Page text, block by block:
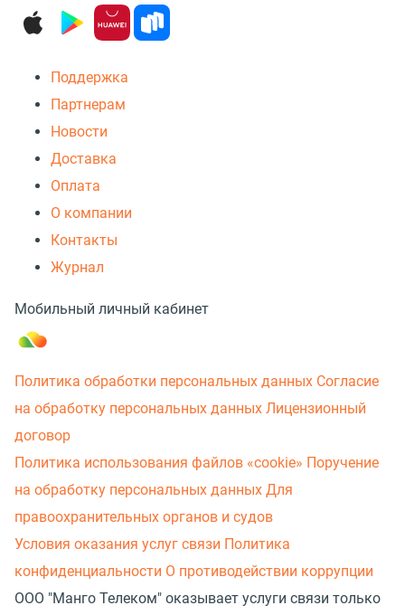
Поддержка
Партнерам
Новости
Доставка
Оплата
О компании
Контакты
Журнал
Мобильный личный кабинет
Политика обработки персональных данных Согласие
на обработку персональных данных Лицензионный
договор
Политика использования файлов «cookie» Поручение
на обработку персональных данных Для
правоохранительных органов и судов
Условия оказания услуг связи Политика
конфиденциальности О противодействии коррупции
ООО "Манго Телеком" оказывает услуги связи только